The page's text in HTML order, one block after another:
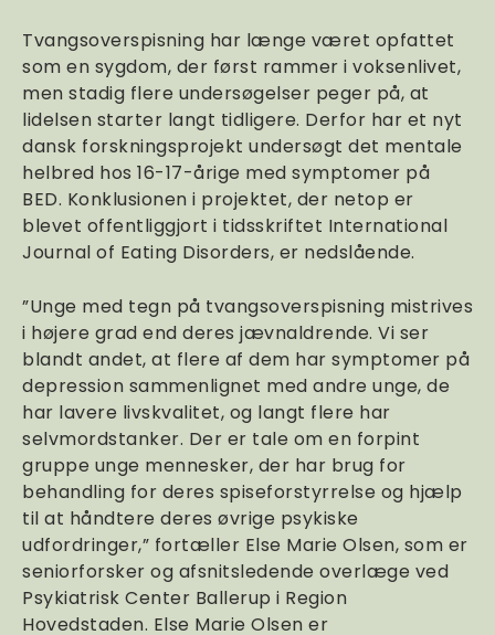
Tvangsoverspisning har længe været opfattet
som en sygdom, der først rammer i voksenlivet,
men stadig flere undersøgelser peger på, at
lidelsen starter langt tidligere. Derfor har et nyt
dansk forskningsprojekt undersøgt det mentale
helbred hos 16-17-årige med symptomer på
BED. Konklusionen i projektet, der netop er
blevet offentliggjort i tidsskriftet International
Journal of Eating Disorders, er nedslående.
”Unge med tegn på tvangsoverspisning mistrives
i højere grad end deres jævnaldrende. Vi ser
blandt andet, at flere af dem har symptomer på
depression sammenlignet med andre unge, de
har lavere livskvalitet, og langt flere har
selvmordstanker. Der er tale om en forpint
gruppe unge mennesker, der har brug for
behandling for deres spiseforstyrrelse og hjælp
til at håndtere deres øvrige psykiske
udfordringer,” fortæller Else Marie Olsen, som er
seniorforsker og afsnitsledende overlæge ved
Psykiatrisk Center Ballerup i Region
Hovedstaden. Else Marie Olsen er